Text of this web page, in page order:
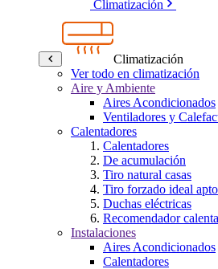
Climatización
Climatización
Ver todo en climatización
Aire y Ambiente
Aires Acondicionados
Ventiladores y
Calentadores
Calentadores
De acumulación
Tiro natural casas
Tiro forzado ideal
Duchas eléctricas
Recomendador
Instalaciones
Aires Acondicionados
Calentadores